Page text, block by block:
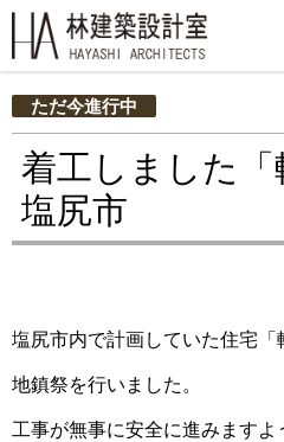
ただ今進行中
着工しました「
塩尻市
塩尻市内で計画していた住宅「
地鎮祭を行いました。
工事が無事に安全に進みますよ